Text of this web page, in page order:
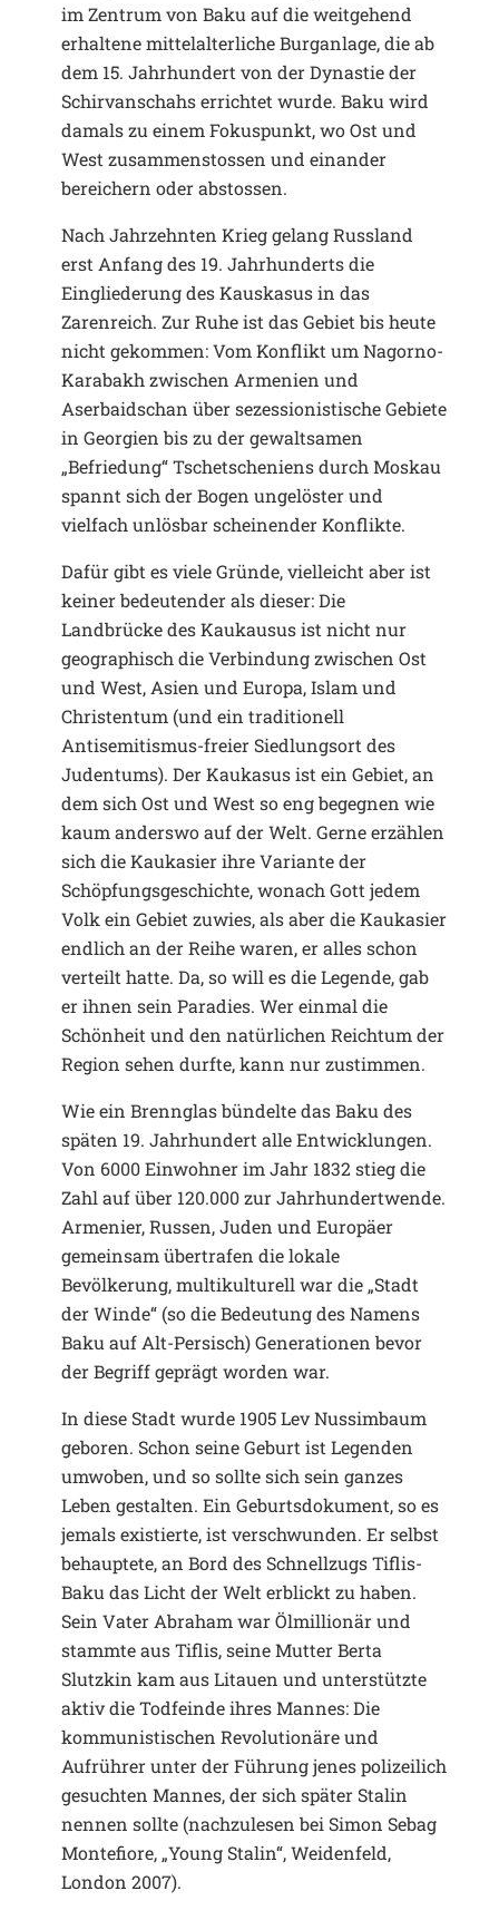
im Zentrum von Baku auf die weitgehend
erhaltene mittelalterliche Burganlage, die ab
dem 15. Jahrhundert von der Dynastie der
Schirvanschahs errichtet wurde. Baku wird
damals zu einem Fokuspunkt, wo Ost und
West zusammenstossen und einander
bereichern oder abstossen.
Nach Jahrzehnten Krieg gelang Russland
erst Anfang des 19. Jahrhunderts die
Eingliederung des Kauskasus in das
Zarenreich. Zur Ruhe ist das Gebiet bis heute
nicht gekommen: Vom Konflikt um Nagorno-
Karabakh zwischen Armenien und
Aserbaidschan über sezessionistische Gebiete
in Georgien bis zu der gewaltsamen
„Befriedung“ Tschetscheniens durch Moskau
spannt sich der Bogen ungelöster und
vielfach unlösbar scheinender Konflikte.
Dafür gibt es viele Gründe, vielleicht aber ist
keiner bedeutender als dieser: Die
Landbrücke des Kaukausus ist nicht nur
geographisch die Verbindung zwischen Ost
und West, Asien und Europa, Islam und
Christentum (und ein traditionell
Antisemitismus-freier Siedlungsort des
Judentums). Der Kaukasus ist ein Gebiet, an
dem sich Ost und West so eng begegnen wie
kaum anderswo auf der Welt. Gerne erzählen
sich die Kaukasier ihre Variante der
Schöpfungsgeschichte, wonach Gott jedem
Volk ein Gebiet zuwies, als aber die Kaukasier
endlich an der Reihe waren, er alles schon
verteilt hatte. Da, so will es die Legende, gab
er ihnen sein Paradies. Wer einmal die
Schönheit und den natürlichen Reichtum der
Region sehen durfte, kann nur zustimmen.
Wie ein Brennglas bündelte das Baku des
späten 19. Jahrhundert alle Entwicklungen.
Von 6000 Einwohner im Jahr 1832 stieg die
Zahl auf über 120.000 zur Jahrhundertwende.
Armenier, Russen, Juden und Europäer
gemeinsam übertrafen die lokale
Bevölkerung, multikulturell war die „Stadt
der Winde“ (so die Bedeutung des Namens
Baku auf Alt-Persisch) Generationen bevor
der Begriff geprägt worden war.
In diese Stadt wurde 1905 Lev Nussimbaum
geboren. Schon seine Geburt ist Legenden
umwoben, und so sollte sich sein ganzes
Leben gestalten. Ein Geburtsdokument, so es
jemals existierte, ist verschwunden. Er selbst
behauptete, an Bord des Schnellzugs Tiflis-
Baku das Licht der Welt erblickt zu haben.
Sein Vater Abraham war Ölmillionär und
stammte aus Tiflis, seine Mutter Berta
Slutzkin kam aus Litauen und unterstützte
aktiv die Todfeinde ihres Mannes: Die
kommunistischen Revolutionäre und
Aufrührer unter der Führung jenes polizeilich
gesuchten Mannes, der sich später Stalin
nennen sollte (nachzulesen bei Simon Sebag
Montefiore, „Young Stalin“, Weidenfeld,
London 2007).